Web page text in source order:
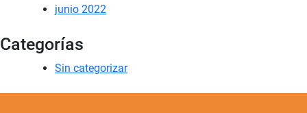
junio 2022
Categorías
Sin categorizar